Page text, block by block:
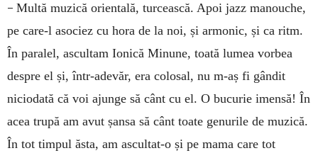
– Multă muzică orientală, turcească. Apoi jazz manouche,
pe care-l asociez cu hora de la noi, și armonic, și ca ritm.
În paralel, ascultam Ionică Minune, toată lumea vorbea
despre el și, într-adevăr, era colosal, nu m-aș fi gândit
niciodată că voi ajunge să cânt cu el. O bucurie imensă! În
acea trupă am avut șansa să cânt toate genurile de muzică.
În tot timpul ăsta, am ascultat-o și pe mama care tot